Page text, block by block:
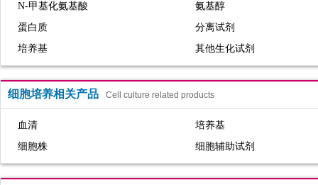
N-甲基化氨基酸
氨基醇
蛋白质
分离试剂
培养基
其他生化试剂
细胞培养相关产品 Cell culture related products
血清
培养基
细胞株
细胞辅助试剂